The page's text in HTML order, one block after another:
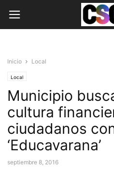
Inicio Local
Local
Municipio
cultura
ciudadanos
‘Educavarana’
septiembre 8, 2016